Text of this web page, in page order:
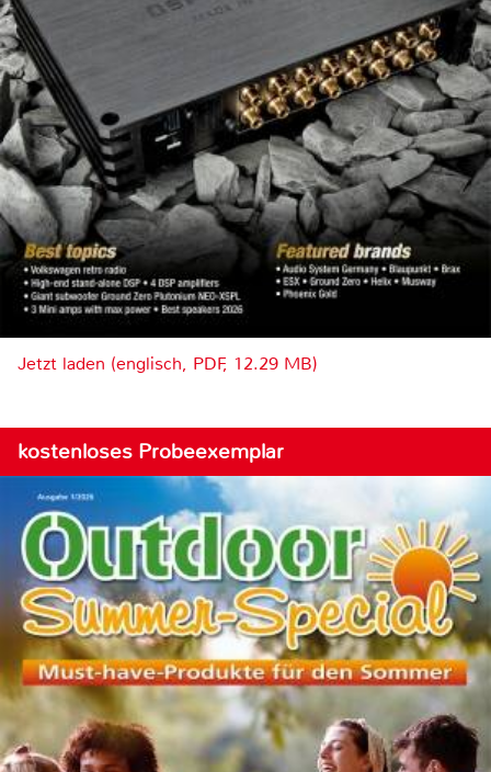
Jetzt laden (englisch, PDF, 12.29 MB)
kostenloses Probeexemplar